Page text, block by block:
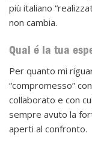
più italiano
non cambia.
Qual é la tua
Per quanto mi
“compromesso”
collaborato e con
sempre avuto la
aperti al confronto.